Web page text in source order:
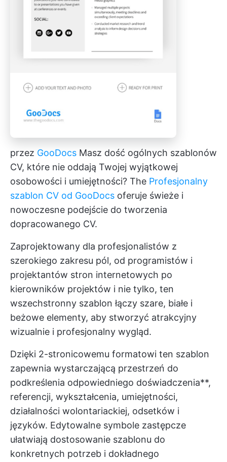
przez GooDocs Masz dość ogólnych szablonów
CV, które nie oddają Twojej wyjątkowej
osobowości i umiejętności? The Profesjonalny
szablon CV od GooDocs oferuje świeże i
nowoczesne podejście do tworzenia
dopracowanego CV.
Zaprojektowany dla profesjonalistów z
szerokiego zakresu pól, od programistów i
projektantów stron internetowych po
kierowników projektów i nie tylko, ten
wszechstronny szablon łączy szare, białe i
beżowe elementy, aby stworzyć atrakcyjny
wizualnie i profesjonalny wygląd.
Dzięki 2-stronicowemu formatowi ten szablon
zapewnia wystarczającą przestrzeń do
podkreślenia odpowiedniego doświadczenia**,
referencji, wykształcenia, umiejętności,
działalności wolontariackiej, odsetków i
języków. Edytowalne symbole zastępcze
ułatwiają dostosowanie szablonu do
konkretnych potrzeb i dokładnego